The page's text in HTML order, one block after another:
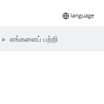
» எங்களைப் பற்றி